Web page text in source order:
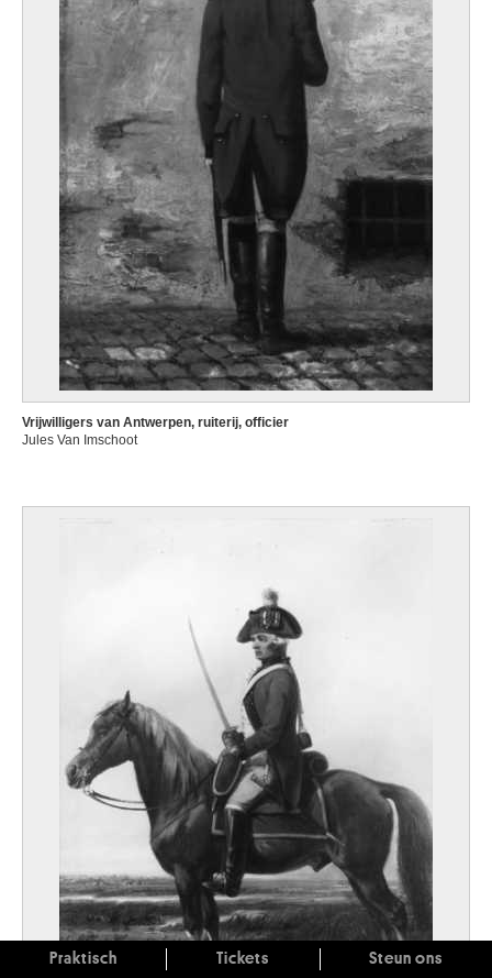
Vrijwilligers van Antwerpen, ruiterij, officier
Jules Van Imschoot
Praktisch Tickets Steun ons